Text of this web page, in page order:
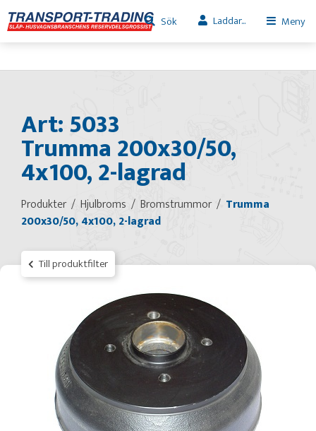
Sök Laddar... Meny
Art: 5033
Trumma 200x30/50,
4x100, 2-lagrad
Produkter Hjulbroms Bromstrummor
Trumma
200x30/50, 4x100, 2-lagrad
Till produktfilter